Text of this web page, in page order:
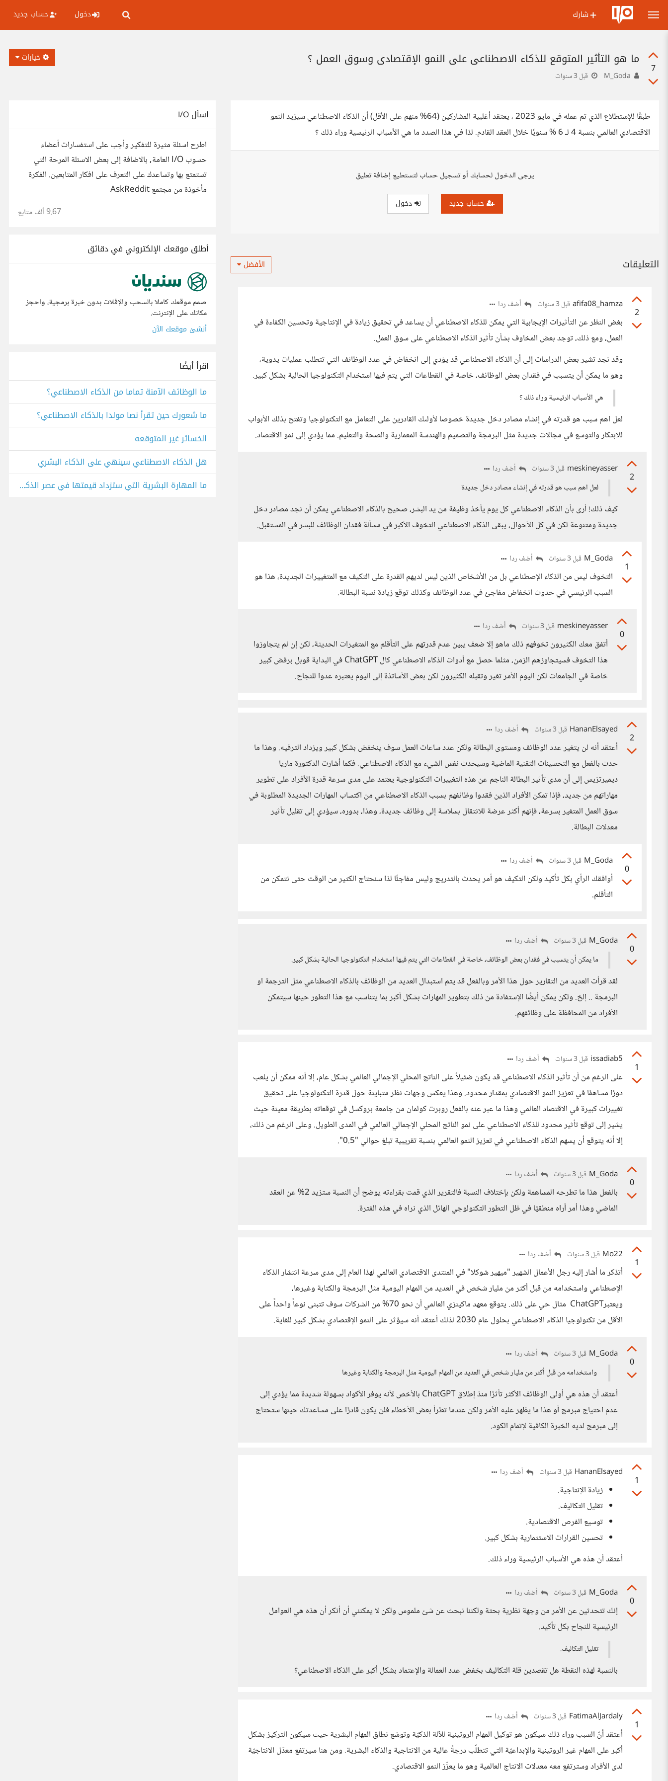
شارك دخول حساب جديد
7
ما هو التأثير المتوقع للذكاء الاصطناعي على النمو الإقتصادي وسوق العمل ؟
قبل 3 سنوات
خيارات
طبقًا للإستطلاع الذي تم عمله في مايو 2023 ، يعتقد أغلبية المشاركين (64% منهم على الأقل) أن الذكاء الاصطناعي سيزيد النمو
الاقتصادي العالمي بنسبة 4 لـ 6 % سنويًا خلال العقد القادم. لذا في هذا الصدد ما هي الأسباب الرئيسية وراء ذلك ؟
يرجى الدخول لحسابك أو تسجيل حساب لتستطيع إضافة تعليق
حساب جديد دخول
التعليقات الأفضل
2
afifa08_hamza قبل 3 سنوات أضف ردا
بغض النظر عن التأثيرات الإيجابية التي يمكن للذكاء الاصطناعي أن يساعد في تحقيق زيادة في الإنتاجية وتحسين الكفاءة في
العمل، ومع ذلك، توجد بعض المخاوف بشأن تأثير الذكاء الاصطناعي على سوق العمل.
وقد نجد تشير بعض الدراسات إلى أن الذكاء الاصطناعي قد يؤدي إلى انخفاض في عدد الوظائف التي تتطلب عمليات يدوية،
وهو ما يمكن أن يتسبب في فقدان بعض الوظائف، خاصة في القطاعات التي يتم فيها استخدام التكنولوجيا الحالية بشكل كبير.
هي الأسباب الرئيسية وراء ذلك ؟
لعل اهم سبب هو قدرته في إنشاء مصادر دخل جديدة خصوصا لأولىك القادرين على التعامل مع التكنولوجيا وتفتح بذلك الأبواب
للابتكار والتوسع في مجالات جديدة مثل البرمجة والتصميم والهندسة المعمارية والصحة والتعليم. مما يؤدي إلى نمو الاقتصاد.
2
meskineyasser قبل 3 سنوات
أضف ردا
لعل اهم سبب هو قدرته في إنشاء مصادر دخل جديدة
كيف ذلك! أرى بأن الذكاء الاصطناعي كل يوم يأخذ وظيفة من يد البشر، صحيح بالذكاء الاصطناعي يمكن أن نجد مصادر دخل
جديدة ومتنوعة لكن في كل الأحوال، يبقى الذكاء الاصطناعي التخوف الأكبر في مسألة فقدان الوظائف للبشر في المستقبل.
1
M_Goda قبل 3 سنوات أضف ردا
التخوف ليس من الذكاء الإصطناعي بل من الأشخاص الذين ليس لديهم القدرة على التكيف مع المتغييرات الجديدة، هذا هو
السبب الرئيسي في حدوث انخفاض مفاجئ في عدد الوظائف وكذلك توقع زيادة نسبة البطالة.
0
meskineyasser قبل 3 سنوات أضف ردا
أتفق معك الكثيرون تخوفهم ذلك ماهو إلا ضعف يبين عدم قدرتهم على التأقلم مع المتغيرات الحديثة، لكن إن لم يتجاوزوا
هذا التخوف فسيتجاوزهم الزمن، مثلما حصل مع أدوات الذكاء الاصطناعي كال ChatGPT في البداية قوبل برفض كبير
خاصة في الجامعات لكن اليوم اﻷمر تغير وتقبله الكثيرون لكن بعض اﻷساتذة إلى اليوم يعتبره عدوا للنجاح.
2
HananElsayed قبل 3 سنوات أضف ردا
أعتقد أنه لن يتغير عدد الوظائف ومستوى البطالة ولكن عدد ساعات العمل سوف ينخفض بشكل كبير ويزداد الترفيه. وهذا ما
حدث بالفعل مع التحسينات التقنية الماضية وسيحدث نفس الشيء مع الذكاء الاصطناعي. فكما أشارت الدكتورة ماريا
ديميرتزيس إلى أن مدى تأثير البطالة الناجم عن هذه التغييرات التكنولوجية يعتمد على مدى سرعة قدرة الأفراد على تطوير
مهاراتهم من جديد، فإذا تمكن الأفراد الذين فقدوا وظائفهم بسبب الذكاء الاصطناعي من اكتساب المهارات الجديدة المطلوبة في
سوق العمل المتغير بسرعة، فإنهم أكثر عرضة للانتقال بسلاسة إلى وظائف جديدة، وهذا، بدوره، سيؤدي إلى تقليل تأثير
معدلات البطالة.
0
M_Goda قبل 3 سنوات أضف ردا
أوافقك الرأي بكل تأكيد ولكن التكيف هو أمر يحدث بالتدريج وليس مفاجئًا لذا سنحتاج الكثير من الوقت حتى نتمكن من
التأقلم.
0
M_Goda قبل 3 سنوات
أضف ردا
ما يمكن أن يتسبب في فقدان بعض الوظائف، خاصة في القطاعات التي يتم فيها استخدام التكنولوجيا الحالية بشكل كبير.
لقد قرأت العديد من التقارير حول هذا الأمر وبالفعل قد يتم استبدال العديد من الوظائف بالذكاء الاصطناعي مثل الترجمة او
البرمجة .. إلخ. ولكن يمكن أيضًا الإستفادة من ذلك بتطوير المهارات بشكل أكبر بما يتناسب مع هذا التطور حينها سيتمكن
الأفراد من المحافظة على وظائفهم.
1
issadiab5 قبل 3 سنوات أضف ردا
على الرغم من أن تأثير الذكاء الاصطناعي قد يكون ضئيلاً على الناتج المحلي الإجمالي العالمي بشكل عام، إلا أنه ممكن أن يلعب
دورًا مساهمًا في تعزيز النمو الاقتصادي بمقدار محدود. وهذا يعكس وجهات نظر متباينة حول قدرة التكنولوجيا على تحقيق
تغييرات كبيرة في الاقتصاد العالمي وهذا ما عبر عنه بالفعل روبرت كولمان من جامعة بروكسل في توقعاته بطريقة معينة حيث
يشير إلى توقع تأثير محدود للذكاء الاصطناعي على نمو الناتج المحلي الإجمالي العالمي في المدى الطويل. وعلى الرغم من ذلك،
إلا أنه يتوقع أن يسهم الذكاء الاصطناعي في تعزيز النمو العالمي بنسبة تقريبية تبلغ حوالي "0.5".
0
M_Goda قبل 3 سنوات أضف ردا
بالفعل هذا ما تطرحه المساهمة ولكن بإختلاف النسبة فالتقرير الذي قمت بقراءته يوضح أن النسبة ستزيد 2% عن العقد
الماضي وهذا أمر أراه منطقيًا في ظل التطور التكنولوجي الهائل الذي نراه في هذه الفترة.
1
Mo22 قبل 3 سنوات أضف ردا
أتذكر ما أشار إليه رجل الأعمال الشهير "ميهير شوكلا" في المنتدى الاقتصادي العالمي لهذا العام إلى مدى سرعة انتشار الذكاء
الإصطناعي واستخدامه من قبل أكثر من مليار شخص في العديد من المهام اليومية مثل البرمجة والكتابة وغيرها،
ويعتبرChatGPT مثال حي على ذلك. يتوقع معهد ماكينزي العالمي أن نحو 70% من الشركات سوف تتبنى نوعاً واحداً على
الأقل من تكنولوجيا الذكاء الاصطناعي بحلول عام 2030 لذلك أعتقد أنه سيؤثر على النمو الإقتصادي بشكل كبير للغاية.
0
M_Goda قبل 3 سنوات
أضف ردا
واستخدامه من قبل أكثر من مليار شخص في العديد من المهام اليومية مثل البرمجة والكتابة وغيرها
أعتقد أن هذه هي أولى الوظائف الأكثر تأثرًا منذ إطلاق ChatGPT بالأخص لأنه يوفر الأكواد بسهولة شديدة مما يؤدي إلى
عدم احتياج مبرمج أو هذا ما يظهر عليه الأمر ولكن عندما تطرأ بعض الأخطاء فلن يكون قادرًا على مساعدتك حينها ستحتاج
إلى مبرمج لديه الخبرة الكافية لإتمام الكود.
1
HananElsayed قبل 3 سنوات أضف ردا
زيادة الإنتاجية.
تقليل التكاليف.
توسيع الفرص الاقتصادية.
تحسين القرارات الاستثمارية بشكل كبير.
أعتقد أن هذه هي الأسباب الرئيسية وراء ذلك.
0
M_Goda قبل 3 سنوات أضف ردا
إنك تتحدثين عن الأمر من وجهة نظرية بحتة ولكننا نبحث عن شئ ملموس ولكن لا يمكنني أن أنكر أن هذه هي العوامل
الرئيسية للنجاح بكل تأكيد.
تقليل التكاليف.
بالنسبة لهذه النقطة هل تقصدين قلة التكاليف بخفض عدد العمالة والإعتماد بشكل أكبر على الذكاء الاصطناعي؟
1
FatimaAlJardaly قبل 3 سنوات أضف ردا
أعتقد أنّ السبب وراء ذلك سيكون هو توكيل المهام الروتينية للآلة الذكيّة وتوسّع نطاق المهام البشرية حيث سيكون التركيز بشكل
أكبر على المهام غير الروتينية والإبداعيّة التي تتطلّب درجةً عالية من الانتاجية والذكاء البشرية. ومن هنا سيرتفع معدّل الانتاجيّة
لدى الأفراد وسترتفع معه معدلات الانتاج العالمية وهو ما يعزّز النمو الاقتصادي.
اسأل I/O
اطرح اسئلة مثيرة للتفكير وأجب على استفسارات أعضاء
حسوب I/O العامة, بالاضافة إلى بعض الاسئلة المرحة التي
تستمتع بها وتساعدك على التعرف على افكار المتابعين. الفكرة
مأخوذة من مجتمع AskReddit
9.67 ألف متابع
أطلق موقعك الإلكتروني في دقائق
صمم موقعك كاملا بالسحب والإفلات بدون خبرة برمجية، واحجز
مكانك على الإنترنت.
أنشئ موقعك الآن
اقرأ أيضًا
ما الوظائف الآمنة تماما من الذكاء الاصطناعي؟
ما شعورك حين تقرأ نصا مولدا بالذكاء الاصطناعي؟
الخسائر غير المتوقعه
هل الذكاء الاصطناعي سينهي على الذكاء البشري
ما المهارة البشرية التي ستزداد قيمتها في عصر الذكاء الاصطناعي؟